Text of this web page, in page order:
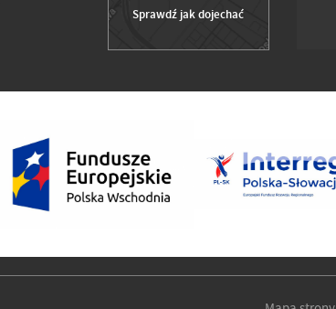
Sprawdź jak dojechać